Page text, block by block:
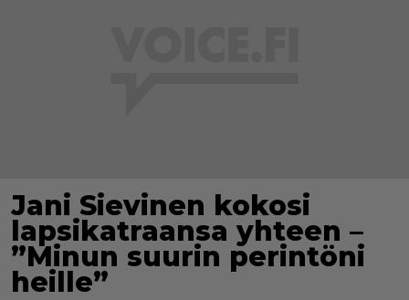
Jani Sievinen kokosi
lapsikatraansa yhteen –
”Minun suurin perintöni
heille”